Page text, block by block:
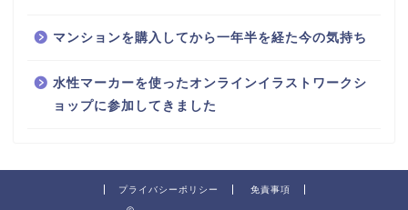
マンションを購入してから一年半を経た今の気持ち
水性マーカーを使ったオンラインイラストワークシ
ョップに参加してきました
プライバシーポリシー 免責事項